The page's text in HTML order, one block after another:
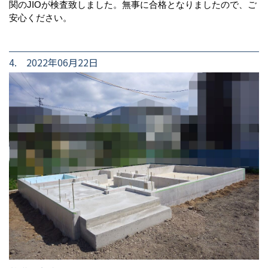
関のJIOが検査致しました。無事に合格となりましたので、ご
安心ください。
4. 2022年06月22日